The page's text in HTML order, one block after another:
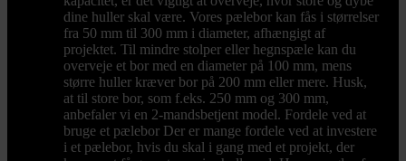
dine huller skal være. Vores pælebor kan fås i størrelser
fra 50 mm til 300 mm i diameter, afhængigt af
projektet. Til mindre stolper eller hegnspæle kan du
overveje et bor med en diameter på 100 mm, mens
større huller kræver bor på 200 mm eller mere. Husk,
at til store bor, som f.eks. 250 mm og 300 mm,
anbefaler vi en 2-mandsbetjent model. Fordele ved at
bruge et pælebor Der er mange fordele ved at investere
i et pælebor, hvis du skal i gang med et projekt, der